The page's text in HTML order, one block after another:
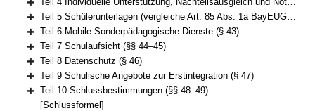
Bereich erweitern
Bereich erweitern
Teil 5 Schülerunterlagen (vergleiche Art. 85 Abs. 1a BayEUG) (§§ 37–42)
Bereich erweitern
Teil 6 Mobile Sonderpädagogische Dienste (§ 43)
Bereich erweitern
Teil 7 Schulaufsicht (§§ 44–45)
Bereich erweitern
Teil 8 Datenschutz (§ 46)
Bereich erweitern
Teil 9 Schulische Angebote zur Erstintegration (§ 47)
Bereich erweitern
Teil 10 Schlussbestimmungen (§§ 48–49)
[Schlussformel]